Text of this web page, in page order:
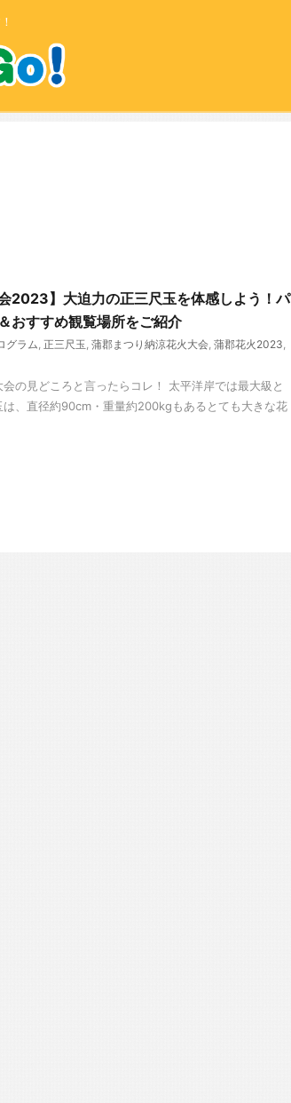
2023】大迫力の正三尺玉を体感しよう！パ
おすすめ観覧場所をご紹介
グラム, 正三尺玉, 蒲郡まつり納涼花火大会, 蒲郡花火2023,
の見どころと言ったらコレ！ 太平洋岸では最大級と
、直径約90cm・重量約200kgもあるとても大きな花